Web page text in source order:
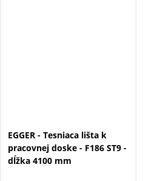
EGGER - Tesniaca lišta k
pracovnej doske - F186 ST9 -
dĺžka 4100 mm